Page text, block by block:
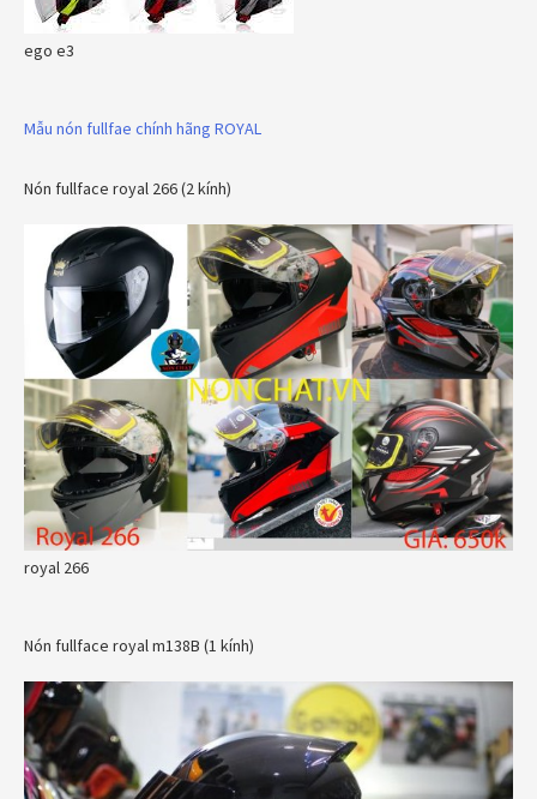
ego e3
Mẫu nón fullfae chính hãng ROYAL
Nón fullface royal 266 (2 kính)
royal 266
Nón fullface royal m138B (1 kính)